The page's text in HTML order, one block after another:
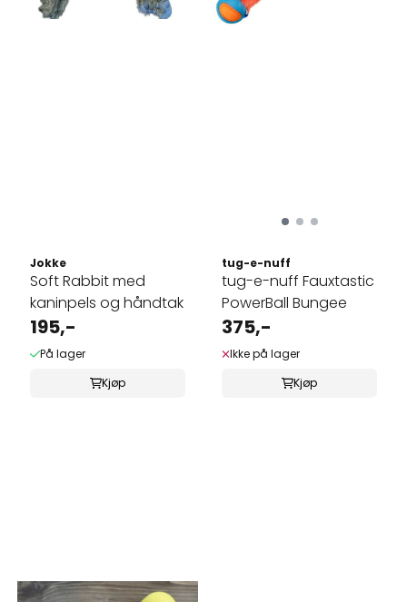
Jokke
Soft Rabbit med
kaninpels og håndtak
195,-
På lager
Kjøp
tug-e-nuff
tug-e-nuff Fauxtastic
PowerBall Bungee
375,-
Ikke på lager
Kjøp